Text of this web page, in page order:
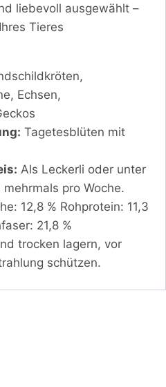
liebevoll ausgewählt –
Tieres
Echsen,
Tagetesblüten mit
Als Leckerli oder unter
pro Woche.
12,8 % Rohprotein: 11,3
21,8 %
trocken lagern, vor
schützen.